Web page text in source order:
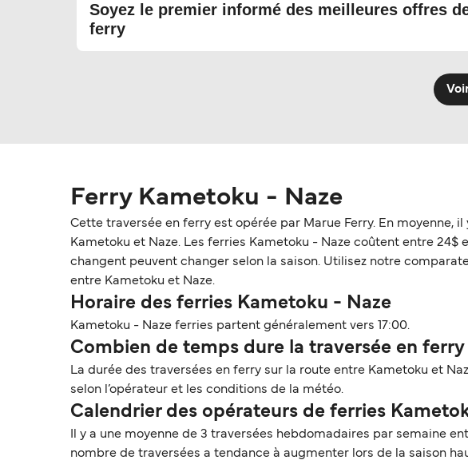
Soyez le premier informé des meilleures offres
ferry
Ferry Kametoku - Naze
Cette traversée en ferry est opérée par Marue Ferry. En moyenne,
Kametoku et Naze. Les ferries Kametoku - Naze coûtent entre 24$
changent peuvent changer selon la saison. Utilisez notre
entre Kametoku et Naze.
Horaire des ferries Kametoku - Naze
Kametoku - Naze ferries partent généralement vers 17:00.
Combien de temps dure la traversée en
La durée des traversées en ferry sur la route entre Kametoku et
selon l’opérateur et les conditions de la météo.
Calendrier des opérateurs de ferries
Il y a une moyenne de 3 traversées hebdomadaires par semaine
nombre de traversées a tendance à augmenter lors de la saison